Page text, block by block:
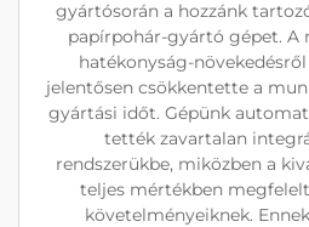
gyártósorán a hozzánk
papírpohár-gyártó gépet. A
hatékonyság-
jelentősen csökkentette a
gyártási időt. Gépünk
tették zavartalan
rendszerükbe, miközben a
teljes mértékben
követelményeiknek.